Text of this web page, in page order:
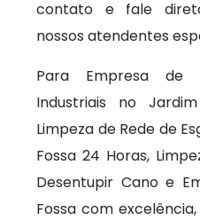
contato e fale
nossos atendentes
Para Empresa de
Industriais no
Limpeza de Rede de
Fossa 24 Horas,
Desentupir Cano e
Fossa com